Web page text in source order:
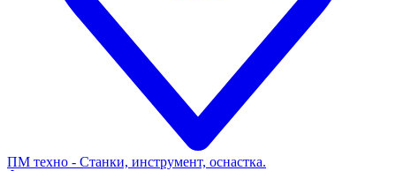
ПМ техно - Станки, инструмент, оснастка.